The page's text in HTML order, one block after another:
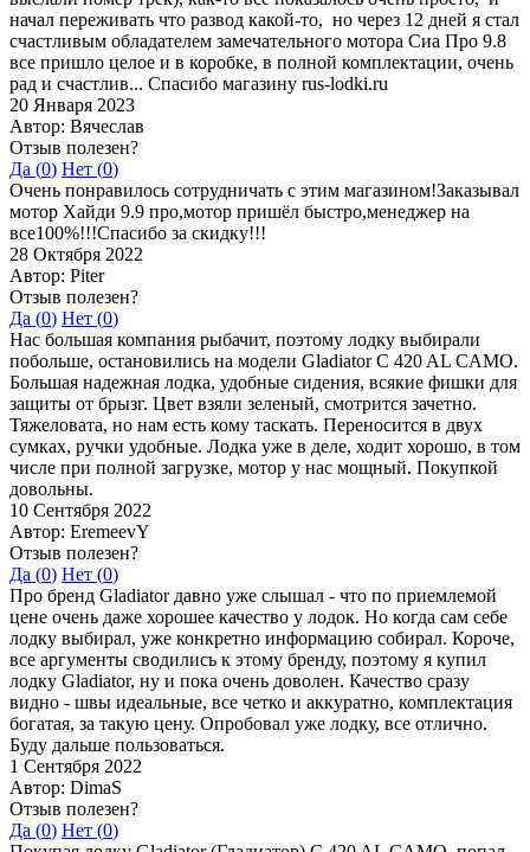
начал переживать что развод какой-то, но через 12 дней я стал
счастливым обладателем замечательного мотора Сиа Про 9.8
все пришло целое и в коробке, в полной комплектации, очень
рад и счастлив... Спасибо магазину rus-lodki.ru
20 Января 2023
Автор: Вячеслав
Отзыв полезен?
Да (0) Нет (0)
Очень понравилось сотрудничать с этим магазином!Заказывал
мотор Хайди 9.9 про,мотор пришёл быстро,менеджер на
все100%!!!Спасибо за скидку!!!
28 Октября 2022
Автор: Piter
Отзыв полезен?
Да (0) Нет (0)
Нас большая компания рыбачит, поэтому лодку выбирали
побольше, остановились на модели Gladiator C 420 AL CAMO.
Большая надежная лодка, удобные сидения, всякие фишки для
защиты от брызг. Цвет взяли зеленый, смотрится зачетно.
Тяжеловата, но нам есть кому таскать. Переносится в двух
сумках, ручки удобные. Лодка уже в деле, ходит хорошо, в том
числе при полной загрузке, мотор у нас мощный. Покупкой
довольны.
10 Сентября 2022
Автор: EremeevY
Отзыв полезен?
Да (0) Нет (0)
Про бренд Gladiator давно уже слышал - что по приемлемой
цене очень даже хорошее качество у лодок. Но когда сам себе
лодку выбирал, уже конкретно информацию собирал. Короче,
все аргументы сводились к этому бренду, поэтому я купил
лодку Gladiator, ну и пока очень доволен. Качество сразу
видно - швы идеальные, все четко и аккуратно, комплектация
богатая, за такую цену. Опробовал уже лодку, все отлично.
Буду дальше пользоваться.
1 Сентября 2022
Автор: DimaS
Отзыв полезен?
Да (0) Нет (0)